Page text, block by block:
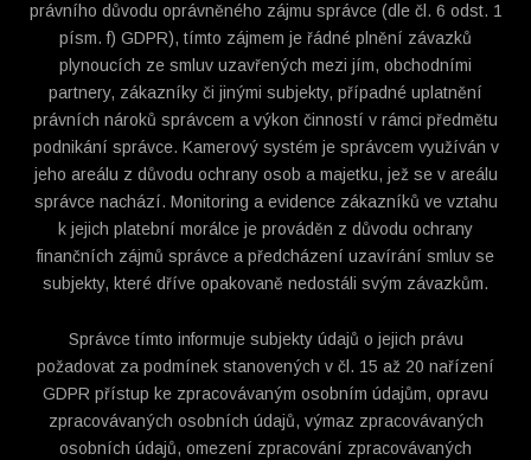
právního důvodu oprávněného zájmu správce (dle čl. 6 odst. 1
písm. f) GDPR), tímto zájmem je řádné plnění závazků
plynoucích ze smluv uzavřených mezi jím, obchodními
partnery, zákazníky či jinými subjekty, případné uplatnění
právních nároků správcem a výkon činností v rámci předmětu
podnikání správce. Kamerový systém je správcem využíván v
jeho areálu z důvodu ochrany osob a majetku, jež se v areálu
správce nachází. Monitoring a evidence zákazníků ve vztahu
k jejich platební morálce je prováděn z důvodu ochrany
finančních zájmů správce a předcházení uzavírání smluv se
subjekty, které dříve opakovaně nedostáli svým závazkům.
Správce tímto informuje subjekty údajů o jejich právu
požadovat za podmínek stanovených v čl. 15 až 20 nařízení
GDPR přístup ke zpracovávaným osobním údajům, opravu
zpracovávaných osobních údajů, výmaz zpracovávaných
osobních údajů, omezení zpracování zpracovávaných